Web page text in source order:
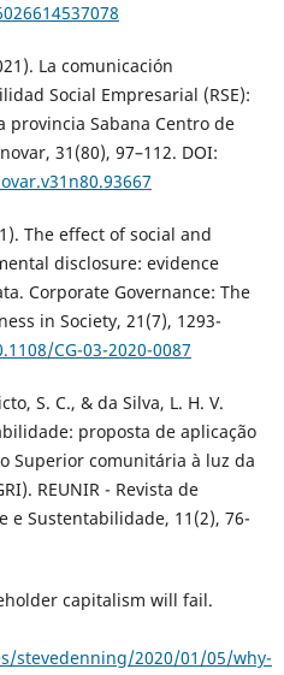
La comunicación
Social Empresarial (RSE):
provincia Sabana Centro de
31(80), 97–112. DOI:
The effect of social and
disclosure: evidence
Corporate Governance: The
in Society, 21(7), 1293-
CG-03-2020-0087
S. C., & da Silva, L. H. V.
proposta de aplicação
Superior comunitária à luz da
REUNIR - Revista de
e Sustentabilidade, 11(2), 76-
capitalism will fail.
stevedenning/2020/01/05/why-